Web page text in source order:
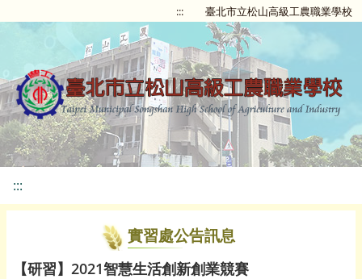
::: 臺北市立松山高級工農職業學校
:::
實習處公告訊息
【研習】2021智慧生活創新創業競賽